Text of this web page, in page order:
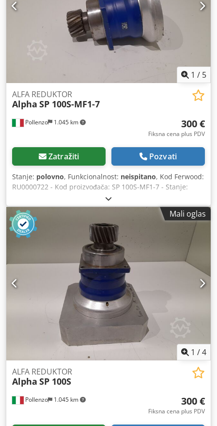
1 / 5
Pollenzo 1.045 km
ALFA REDUKTOR
Alpha SP 100S-MF1-7
300 €
Fiksna cena plus PDV
Zatražiti Pozvati
Stanje: polovno, Funkcionalnost: neispitano, Kod Ferwood:
RU0000722 - Kod proizvođača: SP 100S-MF1-7 - Stanje:
Polovni - Funkcionalnost: Nije testirano - Ukoliko ste
zainteresovani nudimo uslugu remonta, molimo Vas da
nas kontaktirate. Dedpfxev Azige Amkock
Mali oglas
1 /4
Pollenzo 1.045 km
ALFA REDUKTOR
Alpha SP 100S
300 €
Fiksna cena plus PDV